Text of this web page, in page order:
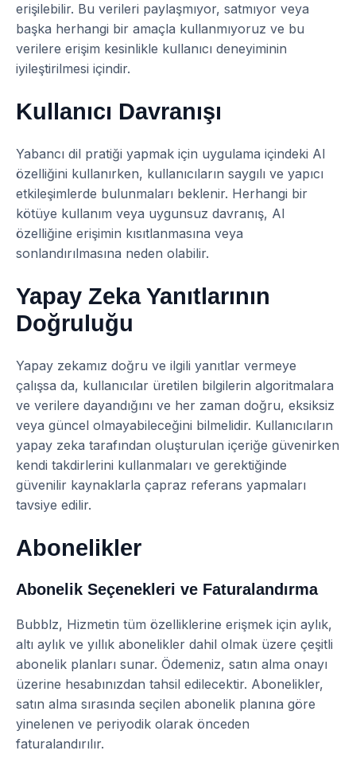
erişilebilir. Bu verileri paylaşmıyor, satmıyor veya
başka herhangi bir amaçla kullanmıyoruz ve bu
verilere erişim kesinlikle kullanıcı deneyiminin
iyileştirilmesi içindir.
Kullanıcı Davranışı
Yabancı dil pratiği yapmak için uygulama içindeki AI
özelliğini kullanırken, kullanıcıların saygılı ve yapıcı
etkileşimlerde bulunmaları beklenir. Herhangi bir
kötüye kullanım veya uygunsuz davranış, AI
özelliğine erişimin kısıtlanmasına veya
sonlandırılmasına neden olabilir.
Yapay Zeka Yanıtlarının
Doğruluğu
Yapay zekamız doğru ve ilgili yanıtlar vermeye
çalışsa da, kullanıcılar üretilen bilgilerin algoritmalara
ve verilere dayandığını ve her zaman doğru, eksiksiz
veya güncel olmayabileceğini bilmelidir. Kullanıcıların
yapay zeka tarafından oluşturulan içeriğe güvenirken
kendi takdirlerini kullanmaları ve gerektiğinde
güvenilir kaynaklarla çapraz referans yapmaları
tavsiye edilir.
Abonelikler
Abonelik Seçenekleri ve Faturalandırma
Bubblz, Hizmetin tüm özelliklerine erişmek için aylık,
altı aylık ve yıllık abonelikler dahil olmak üzere çeşitli
abonelik planları sunar. Ödemeniz, satın alma onayı
üzerine hesabınızdan tahsil edilecektir. Abonelikler,
satın alma sırasında seçilen abonelik planına göre
yinelenen ve periyodik olarak önceden
faturalandırılır.